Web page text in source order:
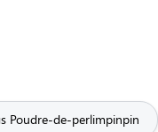
Poudre-de-perlimpinpin